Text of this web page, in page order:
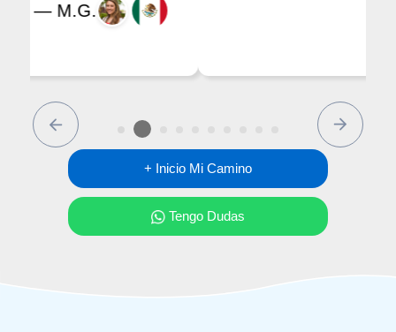
Previous Next
+ Inicio Mi Camino
Tengo Dudas